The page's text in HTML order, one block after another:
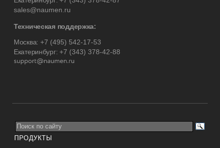
sales@naumen.ru
Техническая поддержка:
Москва: +7 (495) 542-17-53
Екатеринбург:+7 (343) 378-42-88
ПРОДУКТЫ